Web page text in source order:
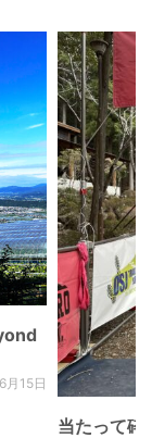
月15日
当たって砕